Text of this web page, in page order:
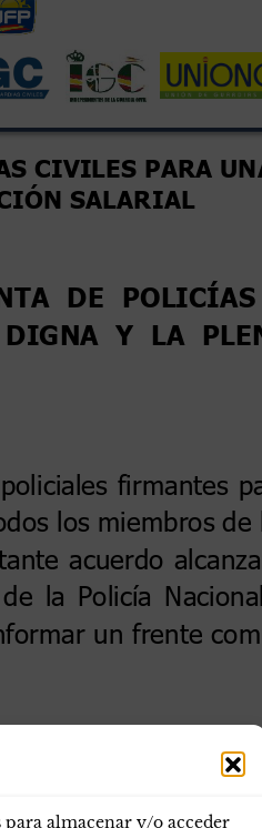
almacenar y/o acceder